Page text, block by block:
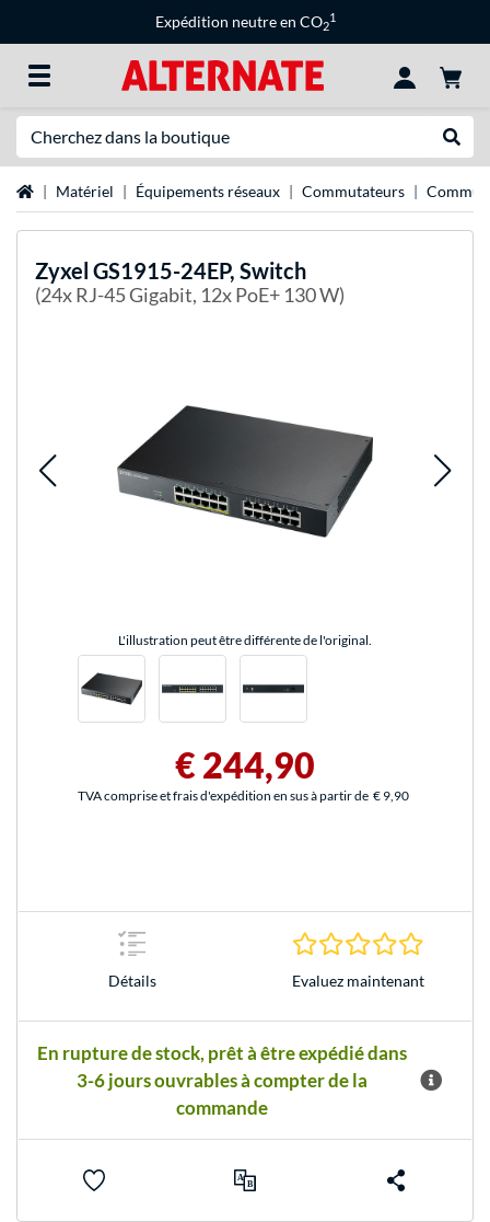
Expédition neutre en CO2
1
Page d'accueil
Matériel Équipements réseaux Commutateurs
Zyxel GS1915-24EP, Switch
(24x RJ-45 Gigabit, 12x PoE+ 130 W)
L'illustration peut être différente de l'original.
€ 244,90
TVA comprise et frais d'expédition en sus à partir de € 9,90
Détails Evaluez maintenant
En rupture de stock, prêt à être expédié dans
3-6 jours ouvrables à compter de la
commande